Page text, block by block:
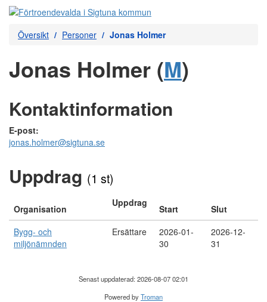
Översikt Personer Jonas Holmer
Jonas Holmer (M)
Kontaktinformation
E-post:
jonas.holmer@sigtuna.se
Uppdrag (1 st)
Organisation
Uppdrag
Start
Slut
Bygg- och
miljönämnden
Ersättare
2026-01-
30
2026-12-
31
Senast uppdaterad: 2026-08-07 02:01
Powered byTroman